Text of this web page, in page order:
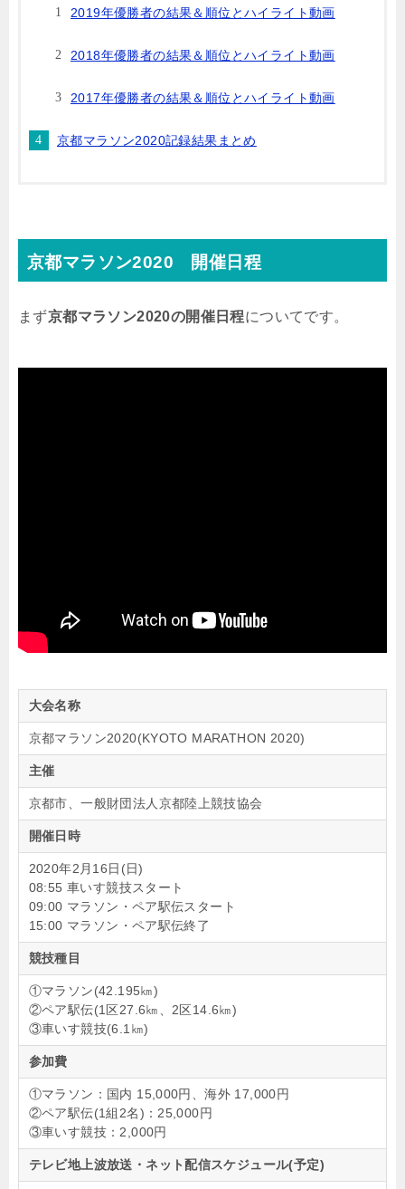
2019年優勝者の結果＆順位とハイライト動画
2018年優勝者の結果＆順位とハイライト動画
2017年優勝者の結果＆順位とハイライト動画
京都マラソン2020記録結果まとめ
京都マラソン2020 開催日程
まず京都マラソン2020の開催日程についてです。
大会名称
京都マラソン2020(KYOTO MARATHON 2020)
主催
京都市、一般財団法人京都陸上競技協会
開催日時
2020年2月16日(日)
08:55 車いす競技スタート
09:00 マラソン・ペア駅伝スタート
15:00 マラソン・ペア駅伝終了
競技種目
①マラソン(42.195㎞)
②ペア駅伝(1区27.6㎞、2区14.6㎞)
③車いす競技(6.1㎞)
参加費
①マラソン：国内 15,000円、海外 17,000円
②ペア駅伝(1組2名)：25,000円
③車いす競技：2,000円
テレビ地上波放送・ネット配信スケジュール(予定)